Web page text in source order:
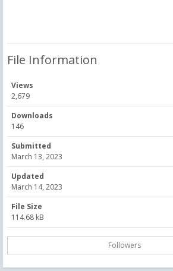
File Information
Views
2,679
Downloads
146
Submitted
March 13, 2023
Updated
March 14, 2023
File Size
114.68 kB
Followers